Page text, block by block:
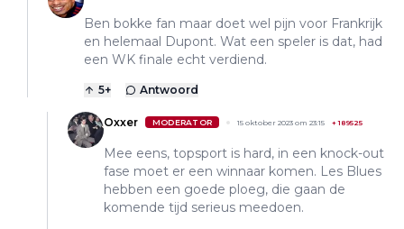
Ben bokke fan maar doet wel pijn voor Frankrijk
en helemaal Dupont. Wat een speler is dat, had
een WK finale echt verdiend.
5+ Antwoord
Oxxer MODERATOR 15 oktober 2023 om 23:15 +189525
Mee eens, topsport is hard, in een knock-out
fase moet er een winnaar komen. Les Blues
hebben een goede ploeg, die gaan de
komende tijd serieus meedoen.